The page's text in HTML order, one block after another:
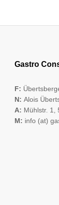
Gastro
F:
N: Alois
A: Mühlstr. 1,
M: info (at)